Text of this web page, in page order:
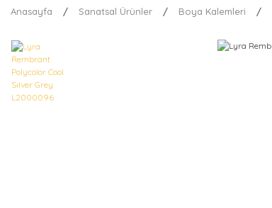
Anasayfa Sanatsal Ürünler Boya Kalemleri